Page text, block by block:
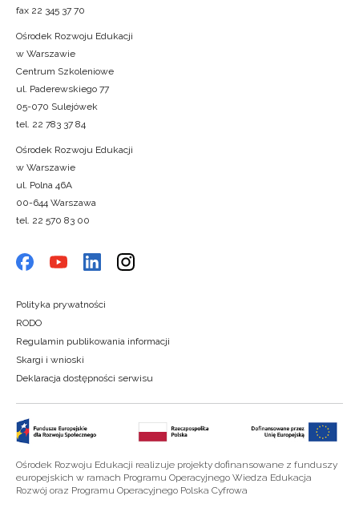
fax 22 345 37 70
Ośrodek Rozwoju Edukacji
w Warszawie
Centrum Szkoleniowe
ul. Paderewskiego 77
05-070 Sulejówek
tel. 22 783 37 84
Ośrodek Rozwoju Edukacji
w Warszawie
ul. Polna 46A
00-644 Warszawa
tel. 22 570 83 00
Polityka prywatności
RODO
Regulamin publikowania informacji
Skargi i wnioski
Deklaracja dostępności serwisu
Ośrodek Rozwoju Edukacji realizuje projekty dofinansowane z funduszy
europejskich w ramach Programu Operacyjnego Wiedza Edukacja
Rozwój oraz Programu Operacyjnego Polska Cyfrowa